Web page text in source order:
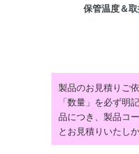
保管温度＆
製品のお見積りご
「数量」を必ず明
品につき、製品コ
とお見積りいたしか